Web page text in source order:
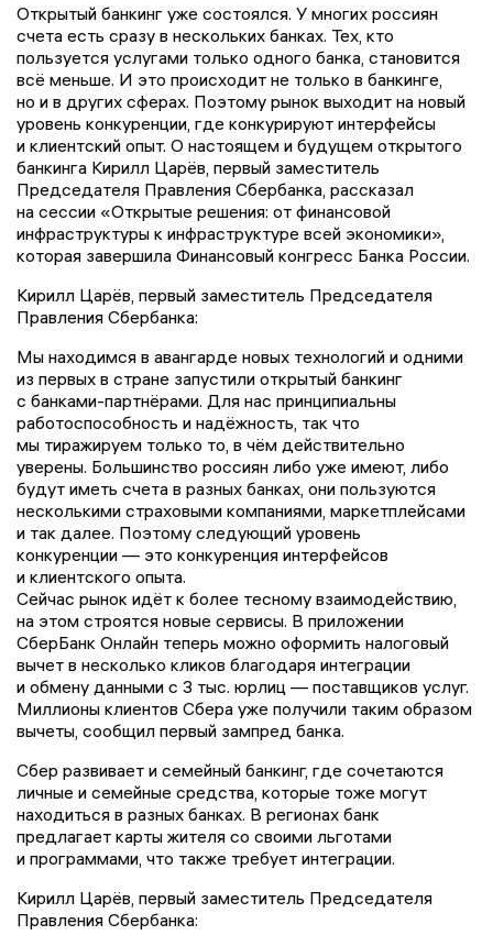
Открытый банкинг уже состоялся. У многих россиян
счета есть сразу в нескольких банках. Тех, кто
пользуется услугами только одного банка, становится
всё меньше. И это происходит не только в банкинге,
но и в других сферах. Поэтому рынок выходит на новый
уровень конкуренции, где конкурируют интерфейсы
и клиентский опыт. О настоящем и будущем открытого
банкинга Кирилл Царёв, первый заместитель
Председателя Правления Сбербанка, рассказал
на сессии «Открытые решения: от финансовой
инфраструктуры к инфраструктуре всей экономики»,
которая завершила Финансовый конгресс Банка России.
Кирилл Царёв, первый заместитель Председателя
Правления Сбербанка:
Мы находимся в авангарде новых технологий и одними
из первых в стране запустили открытый банкинг
с банками-партнёрами. Для нас принципиальны
работоспособность и надёжность, так что
мы тиражируем только то, в чём действительно
уверены. Большинство россиян либо уже имеют, либо
будут иметь счета в разных банках, они пользуются
несколькими страховыми компаниями, маркетплейсами
и так далее. Поэтому следующий уровень
конкуренции — это конкуренция интерфейсов
и клиентского опыта.
Сейчас рынок идёт к более тесному взаимодействию,
на этом строятся новые сервисы. В приложении
СберБанк Онлайн теперь можно оформить налоговый
вычет в несколько кликов благодаря интеграции
и обмену данными с 3 тыс. юрлиц — поставщиков услуг.
Миллионы клиентов Сбера уже получили таким образом
вычеты, сообщил первый зампред банка.
Сбер развивает и семейный банкинг, где сочетаются
личные и семейные средства, которые тоже могут
находиться в разных банках. В регионах банк
предлагает карты жителя со своими льготами
и программами, что также требует интеграции.
Кирилл Царёв, первый заместитель Председателя
Правления Сбербанка: